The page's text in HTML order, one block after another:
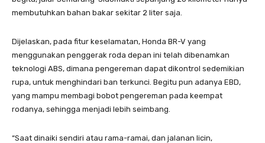
membutuhkan bahan bakar sekitar 2 liter saja.
Dijelaskan, pada fitur keselamatan, Honda BR-V yang
menggunakan penggerak roda depan ini telah dibenamkan
teknologi ABS, dimana pengereman dapat dikontrol sedemikian
rupa, untuk menghindari ban terkunci. Begitu pun adanya EBD,
yang mampu membagi bobot pengereman pada keempat
rodanya, sehingga menjadi lebih seimbang.
“Saat dinaiki sendiri atau rama-ramai, dan jalanan licin,